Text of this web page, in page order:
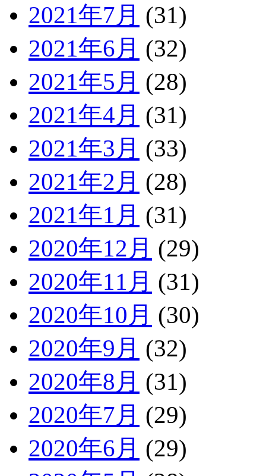
2021年7月 (31)
2021年6月 (32)
2021年5月 (28)
2021年4月 (31)
2021年3月 (33)
2021年2月 (28)
2021年1月 (31)
2020年12月 (29)
2020年11月 (31)
2020年10月 (30)
2020年9月 (32)
2020年8月 (31)
2020年7月 (29)
2020年6月 (29)